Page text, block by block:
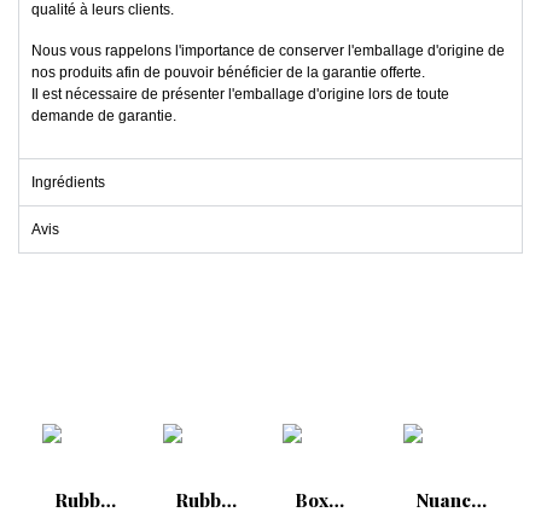
qualité à leurs clients.
Nous vous rappelons l'importance de conserver l'emballage d'origine de
nos produits afin de pouvoir bénéficier de la garantie offerte.
Il est nécessaire de présenter l'emballage d'origine lors de toute
demande de garantie.
Ingrédients
Avis
Rubber
Rubber
Box
Nuancier